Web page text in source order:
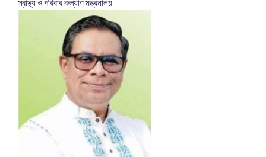
স্বাস্থ্য ও পরিবার কল্যাণ মন্ত্রনালয়